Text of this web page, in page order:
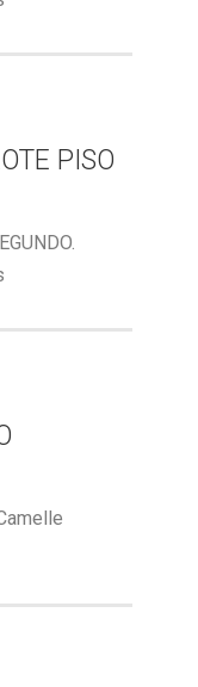
PISO